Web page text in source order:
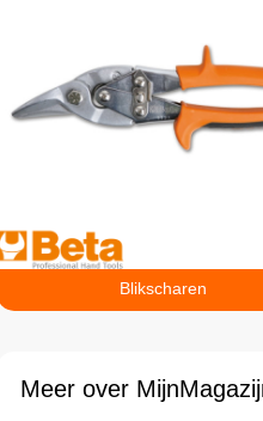
Meer over
Blikscharen